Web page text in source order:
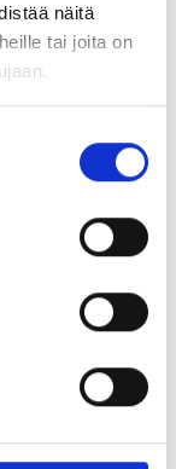
näitä
tai joita on
uusiksi
jotka
nimellä